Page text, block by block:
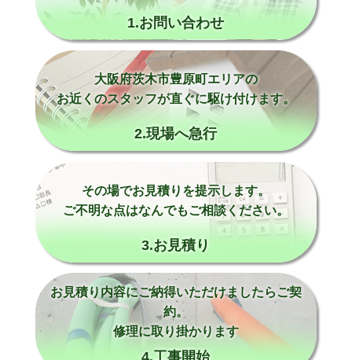
1.お問い合わせ
大阪府茨木市豊原町エリアの
お近くのスタッフが直ぐに駆け付けます。
2.現場へ急行
その場でお見積りを提示します。
ご不明な点はなんでもご相談ください。
3.お見積り
お見積り内容にご納得いただけましたらご契
約。
修理に取り掛かります
4.工事開始